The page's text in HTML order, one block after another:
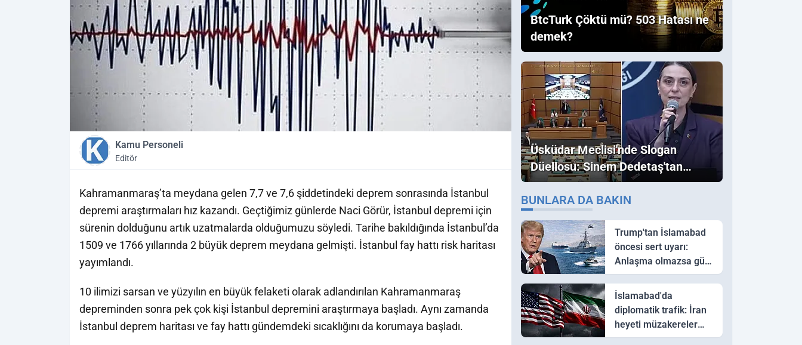
Kamu Personeli
Editör
Kahramanmaraş’ta meydana gelen 7,7 ve 7,6 şiddetindeki deprem sonrasında İstanbul
depremi araştırmaları hız kazandı. Geçtiğimiz günlerde Naci Görür, İstanbul depremi için
sürenin dolduğunu artık uzatmalarda olduğumuzu söyledi. Tarihe bakıldığında İstanbul’da
1509 ve 1766 yıllarında 2 büyük deprem meydana gelmişti. İstanbul fay hattı risk haritası
yayımlandı.
10 ilimizi sarsan ve yüzyılın en büyük felaketi olarak adlandırılan Kahramanmaraş
depreminden sonra pek çok kişi İstanbul depremini araştırmaya başladı. Aynı zamanda
İstanbul deprem haritası ve fay hattı gündemdeki sıcaklığını da korumaya başladı.
BtcTurk Çöktü mü? 503 Hatası ne
demek?
Üsküdar Meclisi'nde Slogan
Düellosu: Sinem Dedetaş'tan
Ezber Bozan "Erdoğan" ve
"İmamoğlu" Çıkışı!
BUNLARA DA BAKIN
Trump'tan İslamabad
öncesi sert uyarı:
Anlaşma olmazsa güç
kullanırız
İslamabad'da
diplomatik trafik: İran
heyeti müzakereler
için Pakistan'a ulaştı